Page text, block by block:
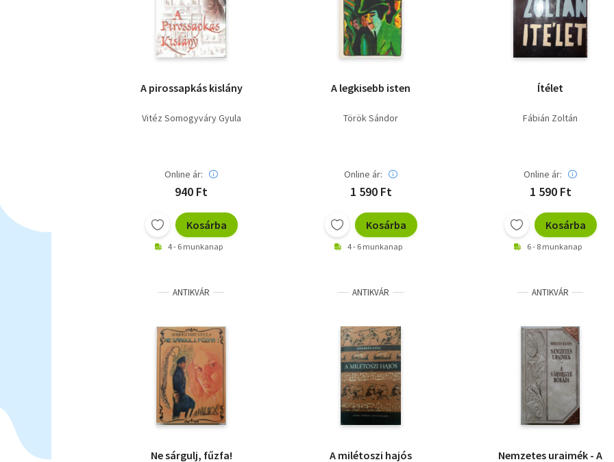
A pirossapkás kislány
Vitéz Somogyváry Gyula
Online ár:
940 Ft
Kosárba
4 - 6 munkanap
A legkisebb isten
Török Sándor
Online ár:
1 590 Ft
Kosárba
4 - 6 munkanap
Ítélet
Fábián Zoltán
Online ár:
1 590 Ft
Kosárba
6 - 8 munkanap
ANTIKVÁR
Ne sárgulj, fűzfa!
ANTIKVÁR
A milétoszi hajós
ANTIKVÁR
Nemzetes uraimék - A